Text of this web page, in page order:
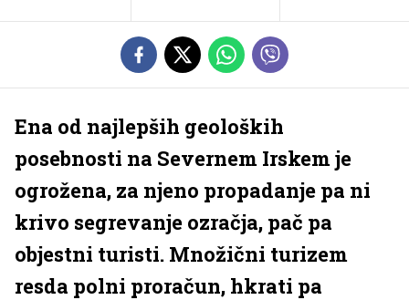
Ena od najlepših geoloških
posebnosti na Severnem Irskem je
ogrožena, za njeno propadanje pa ni
krivo segrevanje ozračja, pač pa
objestni turisti. Množični turizem
resda polni proračun, hkrati pa